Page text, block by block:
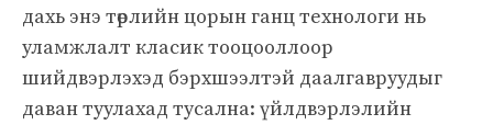
дахь энэ төрлийн цорын ганц технологи нь
уламжлалт класик тооцооллоор
шийдвэрлэхэд бэрхшээлтэй даалгавруудыг
даван туулахад тусална: үйлдвэрлэлийн